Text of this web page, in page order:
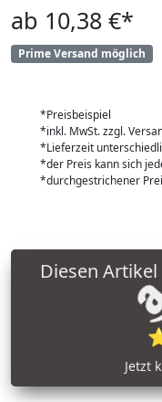
ab 10,38 €*
Prime Versand möglich
*Preisbeispiel
*inkl. MwSt. zzgl.
*Lieferzeit
*der Preis kann sich
*durchgestrichener
Jetzt